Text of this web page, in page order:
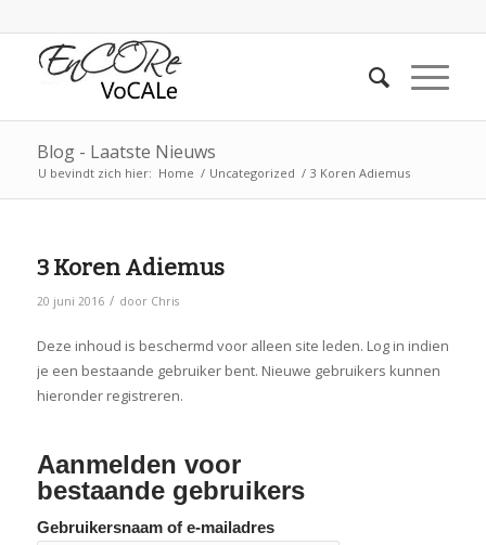
Blog - Laatste Nieuws
U bevindt zich hier: Home / Uncategorized / 3 Koren Adiemus
3 Koren Adiemus
20 juni 2016 / door Chris
Deze inhoud is beschermd voor alleen site leden. Log in indien
je een bestaande gebruiker bent. Nieuwe gebruikers kunnen
hieronder registreren.
Aanmelden voor
bestaande gebruikers
Gebruikersnaam of e-mailadres